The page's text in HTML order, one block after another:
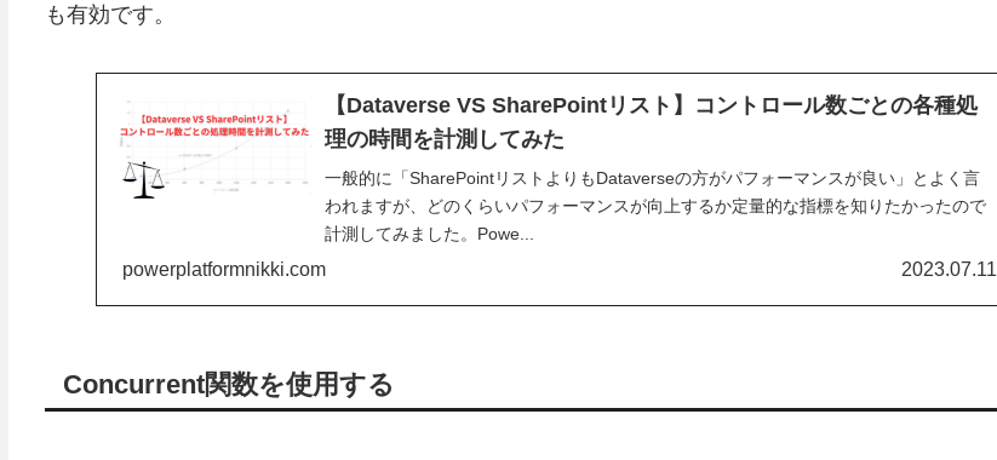
も有効です。
【Dataverse VS SharePointリスト】コントロール数ごとの各種処
理の時間を計測してみた
一般的に「SharePointリストよりもDataverseの方がパフォーマンスが良い」とよく言
われますが、どのくらいパフォーマンスが向上するか定量的な指標を知りたかったので
計測してみました。Powe...
powerplatformnikki.com 2023.07.11
Concurrent関数を使用する